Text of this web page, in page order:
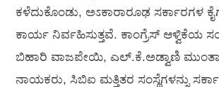
ಕಳೆದುಕೊಂಡು, ಅಽಕಾರಾರೂಢ ಸರ್ಕಾರಗಳ
ಕಾರ್ಯ ನಿರ್ವಹಿಸುತ್ತವೆ. ಕಾಂಗ್ರೆಸ್ ಆಳ್ವಿಕೆಯ
ಬಿಹಾರಿ ವಾಜಪೇಯಿ, ಎಲ್.ಕೆ.ಅಡ್ವಾಣಿ
ನಾಯಕರು, ಸಿಬಿಐ ಮತ್ತಿತರ ಸಂಸ್ಥೆಗಳನ್ನು